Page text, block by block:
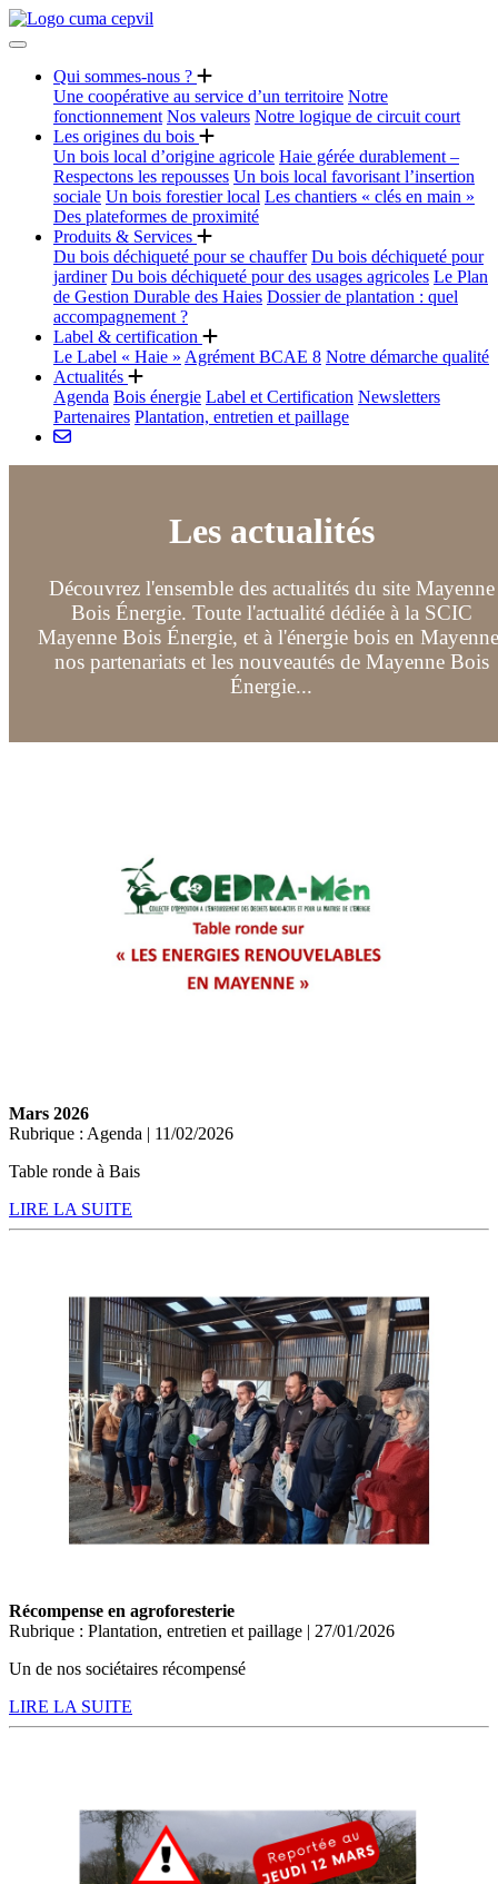
Qui sommes-nous ?
Une coopérative au service d’un territoire Notre
fonctionnement Nos valeurs Notre logique de circuit court
Les origines du bois
Un bois local d’origine agricole Haie gérée durablement –
Respectons les repousses Un bois local favorisant l’insertion
sociale Un bois forestier local Les chantiers « clés en main »
Des plateformes de proximité
Produits & Services
Du bois déchiqueté pour se chauffer Du bois déchiqueté pour
jardiner Du bois déchiqueté pour des usages agricoles Le Plan
de Gestion Durable des Haies Dossier de plantation : quel
accompagnement ?
Label & certification
Le Label « Haie » Agrément BCAE 8 Notre démarche qualité
Actualités
Agenda Bois énergie Label et Certification Newsletters
Partenaires Plantation, entretien et paillage
Les actualités
Découvrez l'ensemble des actualités du site Mayenne
Bois Énergie. Toute l'actualité dédiée à la SCIC
Mayenne Bois Énergie, et à l'énergie bois en
nos partenariats et les nouveautés de Mayenne Bois
Énergie...
Mars 2026
Rubrique : Agenda | 11/02/2026
Table ronde à Bais
LIRE LA SUITE
Récompense en agroforesterie
Rubrique : Plantation, entretien et paillage | 27/01/2026
Un de nos sociétaires récompensé
LIRE LA SUITE